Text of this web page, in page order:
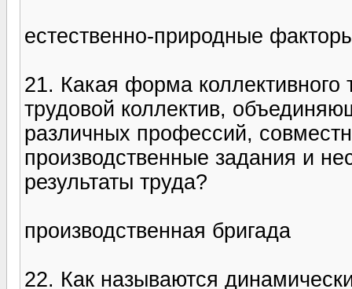
естественно-природные
21. Какая форма коллективного
трудовой коллектив,
различных профессий,
производственные задания и
результаты труда?
производственная бригада
22. Как называются